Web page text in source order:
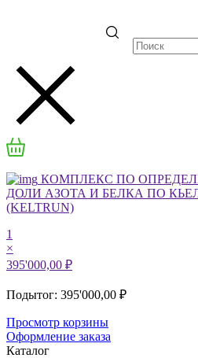
КОМПЛЕКС ПО
ДОЛИ АЗОТА И БЕЛКА ПО
(KELTRUN)
1
×
395'000,00 ₽
Подытог: 395'000,00 ₽
Просмотр корзины
Оформление заказа
Каталог